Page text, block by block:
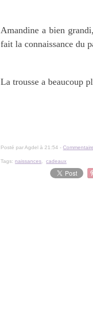
Amandine a bien
fait la connaissance du
La trousse a beaucoup
Posté par Agdel à 21:54 -
Tags:naissances ,cadeaux